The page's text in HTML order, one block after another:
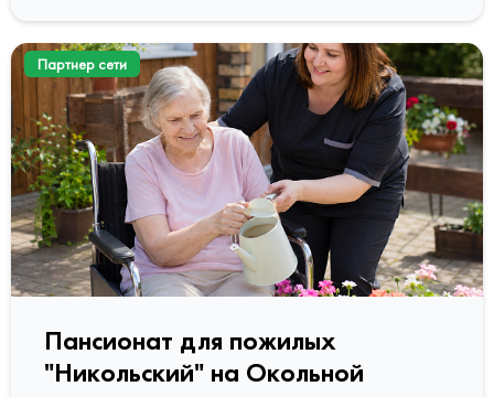
Партнер сети
Пансионат для пожилых
"Никольский" на Окольной